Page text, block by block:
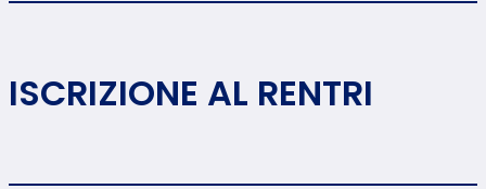
ISCRIZIONE AL RENTRI